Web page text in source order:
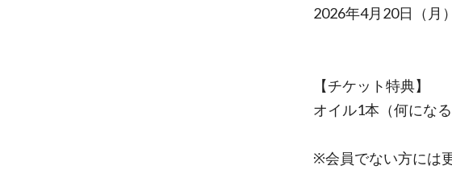
2026年4月20日（月
【チケット特典】
オイル1本（何にな
※会員でない方には